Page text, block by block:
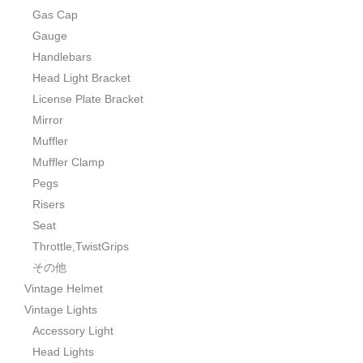
Gas Cap
Gauge
Handlebars
Head Light Bracket
License Plate Bracket
Mirror
Muffler
Muffler Clamp
Pegs
Risers
Seat
Throttle,TwistGrips
その他
Vintage Helmet
Vintage Lights
Accessory Light
Head Lights